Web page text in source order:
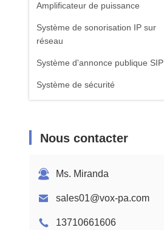
Amplificateur de puissance
Système de sonorisation IP sur
réseau
Système d'annonce publique SIP
Système de sécurité
Nous contacter
Ms. Miranda
sales01@vox-pa.com
13710661606